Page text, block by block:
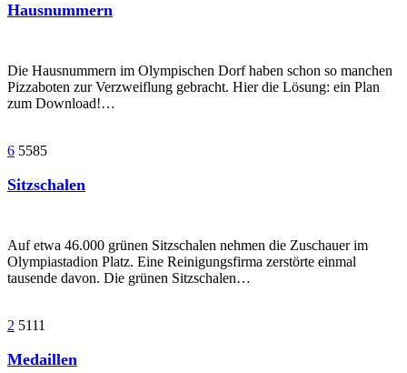
Hausnummern
Die Hausnummern im Olympischen Dorf haben schon so manchen
Pizzaboten zur Verzweiflung gebracht. Hier die Lösung: ein Plan
zum Download!…
6 5585
Sitzschalen
Auf etwa 46.000 grünen Sitzschalen nehmen die Zuschauer im
Olympiastadion Platz. Eine Reinigungsfirma zerstörte einmal
tausende davon. Die grünen Sitzschalen…
2 5111
Medaillen